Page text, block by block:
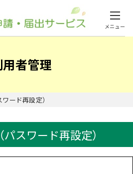
メニュー
用者管理
ード再設定）
スワード再設定）